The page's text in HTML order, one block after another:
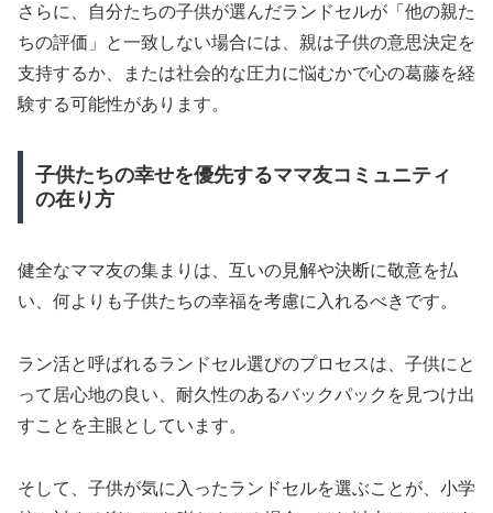
さらに、自分たちの子供が選んだランドセルが「他の親た
ちの評価」と一致しない場合には、親は子供の意思決定を
支持するか、または社会的な圧力に悩むかで心の葛藤を経
験する可能性があります。
子供たちの幸せを優先するママ友コミュニティ
の在り方
健全なママ友の集まりは、互いの見解や決断に敬意を払
い、何よりも子供たちの幸福を考慮に入れるべきです。
ラン活と呼ばれるランドセル選びのプロセスは、子供にと
って居心地の良い、耐久性のあるバックパックを見つけ出
すことを主眼としています。
そして、子供が気に入ったランドセルを選ぶことが、小学